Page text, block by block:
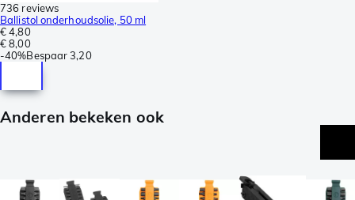
736 reviews
Ballistol onderhoudsolie, 50 ml
€ 4,80
€ 8,00
-40%Bespaar 3,20
Anderen bekeken ook